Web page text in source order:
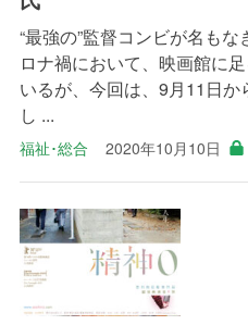
“最強の”監督コンビが名も
ロナ禍において、映画館に
いるが、今回は、9月11日
し ...
福祉･総合 2020年10月10日